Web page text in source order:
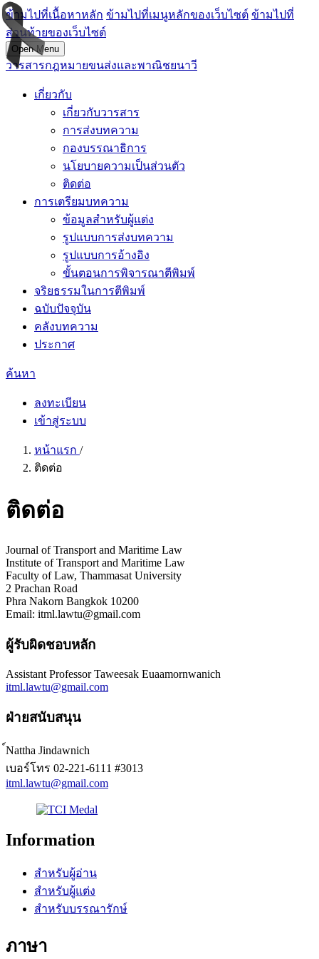
ข้ามไปที่เนื้อหาหลัก ข้ามไปที่เมนูหลักของเว็บไซต์ ข้ามไปที่
ส่วนท้ายของเว็บไซต์
Open Menu
วารสารกฎหมายขนส่งและพาณิชยนาวี
เกี่ยวกับ
เกี่ยวกับวารสาร
การส่งบทความ
กองบรรณาธิการ
นโยบายความเป็นส่วนตัว
ติดต่อ
การเตรียมบทความ
ข้อมูลสำหรับผู้แต่ง
รูปแบบการส่งบทความ
รูปแบบการอ้างอิง
ขั้นตอนการพิจารณาตีพิมพ์
จริยธรรมในการตีพิมพ์
ฉบับปัจจุบัน
คลังบทความ
ประกาศ
ค้นหา
ลงทะเบียน
เข้าสู่ระบบ
หน้าแรก /
ติดต่อ
ติดต่อ
Journal of Transport and Maritime Law
Institute of Transport and Maritime Law
Faculty of Law, Thammasat University
2 Prachan Road
Phra Nakorn Bangkok 10200
Email: itml.lawtu@gmail.com
ผู้รับผิดชอบหลัก
Assistant Professor Taweesak Euaamornwanich
itml.lawtu@gmail.com
ฝ่ายสนับสนุน
์Nattha Jindawnich
เบอร์โทร 02-221-6111 #3013
itml.lawtu@gmail.com
Information
สำหรับผู้อ่าน
สำหรับผู้แต่ง
สำหรับบรรณารักษ์
ภาษา